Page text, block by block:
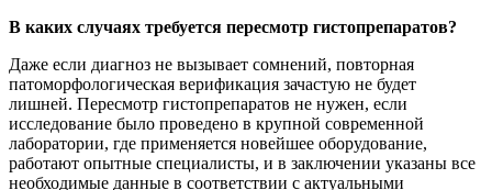
В каких случаях требуется пересмотр гистопрепаратов?
Даже если диагноз не вызывает сомнений, повторная
патоморфологическая верификация зачастую не будет
лишней. Пересмотр гистопрепаратов не нужен, если
исследование было проведено в крупной современной
лаборатории, где применяется новейшее оборудование,
работают опытные специалисты, и в заключении указаны все
необходимые данные в соответствии с актуальными